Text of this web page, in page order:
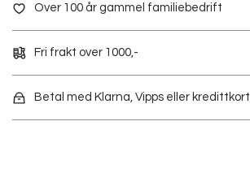
Over 100 år gammel familiebedrift
Fri frakt over 1000,-
Betal med Klarna, Vipps eller kredittkort